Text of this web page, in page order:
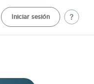
Iniciar sesión